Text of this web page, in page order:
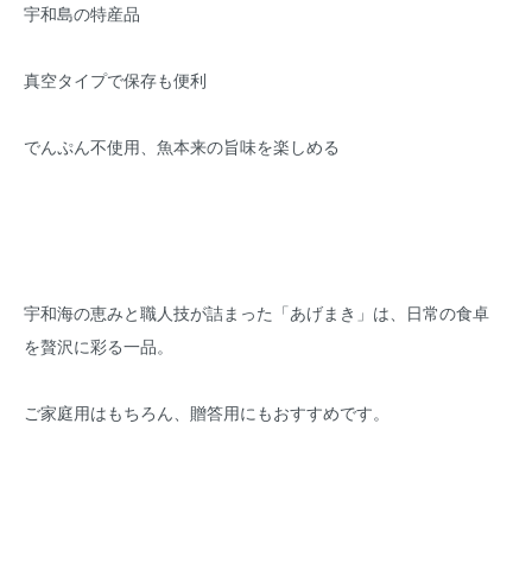
宇和島の特産品
真空タイプで保存も便利
でんぷん不使用、魚本来の旨味を楽しめる
宇和海の恵みと職人技が詰まった「あげまき」は、日常の食卓
を贅沢に彩る一品。
ご家庭用はもちろん、贈答用にもおすすめです。